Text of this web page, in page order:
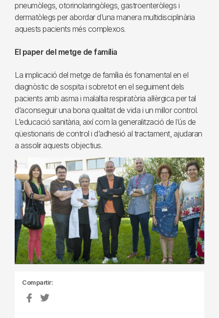
pneumòlegs, otorino­larin­gòlegs, gastro­enteròlegs i
dermatòlegs per abordar d’una manera multidisciplinària
aquests pacients més complexos.
El paper del metge de família
La implicació del metge de família és fonamental en el
diagnòstic de sospita i sobretot en el seguiment dels
pacients amb asma i malaltia respiratòria al·lèrgica per tal
d’aconseguir una bona qualitat de vida i un millor control.
L’educació sanitària, així com la generalització de l’ús de
qüestionaris de control i d’adhesió al tractament, ajudaran
a assolir aquests objectius.
Compartir: